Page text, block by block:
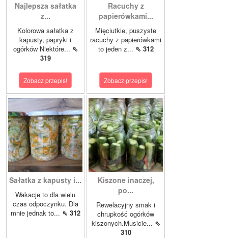
Najlepsza sałatka
z...
Kolorowa sałatka z
kapusty, papryki i
ogórków Niektóre... ⇖
319
Zobacz przepis!
Racuchy z
papierówkami...
Mięciutkie, puszyste
racuchy z papierówkami
to jeden z... ⇖ 312
Zobacz przepis!
Sałatka z kapusty i...
Wakacje to dla wielu
czas odpoczynku. Dla
mnie jednak to... ⇖ 312
Kiszone inaczej,
po...
Rewelacyjny smak i
chrupkość ogórków
kiszonych.Musicie... ⇖
310